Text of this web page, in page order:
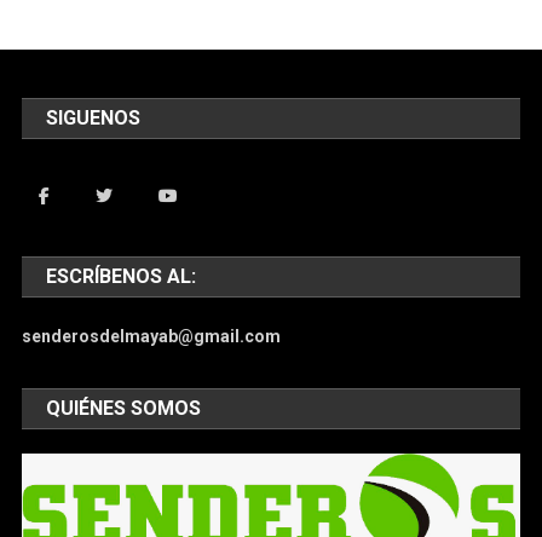
SIGUENOS
ESCRÍBENOS AL:
senderosdelmayab@gmail.com
QUIÉNES SOMOS